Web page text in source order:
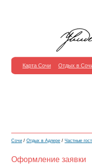
Карта Сочи Отдых в
Сочи / Отдых в Адлере / Частные
Оформление заявки